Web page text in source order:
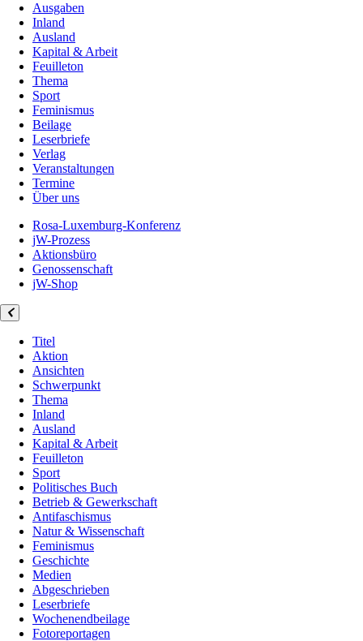
Ausgaben
Inland
Ausland
Kapital & Arbeit
Feuilleton
Thema
Sport
Feminismus
Beilage
Leserbriefe
Verlag
Veranstaltungen
Termine
Über uns
Rosa-Luxemburg-Konferenz
jW-Prozess
Aktionsbüro
Genossenschaft
jW-Shop
Titel
Aktion
Ansichten
Schwerpunkt
Thema
Inland
Ausland
Kapital & Arbeit
Feuilleton
Sport
Politisches Buch
Betrieb & Gewerkschaft
Antifaschismus
Natur & Wissenschaft
Feminismus
Geschichte
Medien
Abgeschrieben
Leserbriefe
Wochenendbeilage
Fotoreportagen